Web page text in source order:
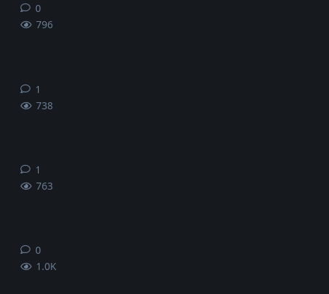
796
0
738
1
763
1
1.0K
0